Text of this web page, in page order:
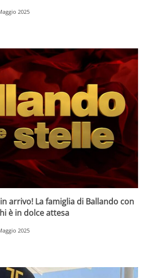
2025
arrivo! La famiglia di Ballando con
è in dolce attesa
2025